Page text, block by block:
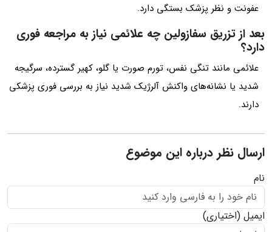
عفونت و نظر پزشک بستگی دارد.
بعد از تزریق سفازولین چه علائمی نیاز به مراجعه فوری
دارد؟
علائمی مانند تنگی نفس، تورم صورت یا گلو، کهیر گسترده، سرگیجه
شدید یا نشانه‌های واکنش آلرژیک شدید نیاز به بررسی فوری پزشکی
دارند.
ارسال نظر درباره این موضوع
نام
ایمیل (اختیاری)